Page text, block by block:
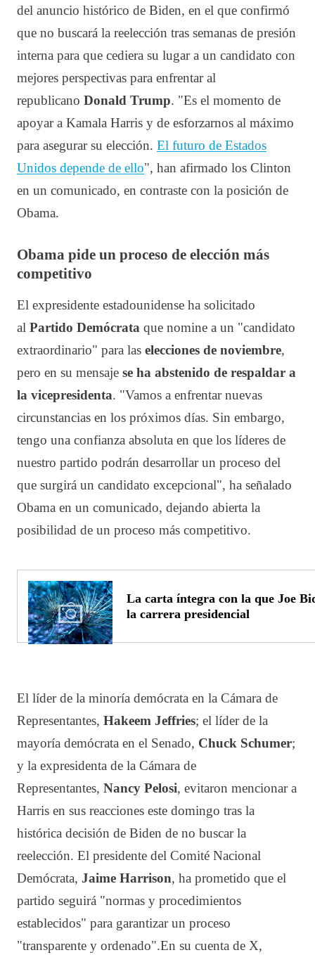
del anuncio histórico de Biden, en el que confirmó
que no buscará la reelección tras semanas de presión
interna para que cediera su lugar a un candidato con
mejores perspectivas para enfrentar al
republicano Donald Trump. "Es el momento de
apoyar a Kamala Harris y de esforzarnos al máximo
para asegurar su elección. El futuro de Estados
Unidos depende de ello", han afirmado los Clinton
en un comunicado, en contraste con la posición de
Obama.
Obama pide un proceso de elección más
competitivo
El expresidente estadounidense ha solicitado
al Partido Demócrata que nomine a un "candidato
extraordinario" para las elecciones de noviembre,
pero en su mensaje se ha abstenido de respaldar a
la vicepresidenta. "Vamos a enfrentar nuevas
circunstancias en los próximos días. Sin embargo,
tengo una confianza absoluta en que los líderes de
nuestro partido podrán desarrollar un proceso del
que surgirá un candidato excepcional", ha señalado
Obama en un comunicado, dejando abierta la
posibilidad de un proceso más competitivo.
La carta íntegra con la que Joe
la carrera presidencial
El líder de la minoría demócrata en la Cámara de
Representantes, Hakeem Jeffries; el líder de la
mayoría demócrata en el Senado, Chuck Schumer;
y la expresidenta de la Cámara de
Representantes, Nancy Pelosi, evitaron mencionar a
Harris en sus reacciones este domingo tras la
histórica decisión de Biden de no buscar la
reelección. El presidente del Comité Nacional
Demócrata, Jaime Harrison, ha prometido que el
partido seguirá "normas y procedimientos
establecidos" para garantizar un proceso
"transparente y ordenado".En su cuenta de X,